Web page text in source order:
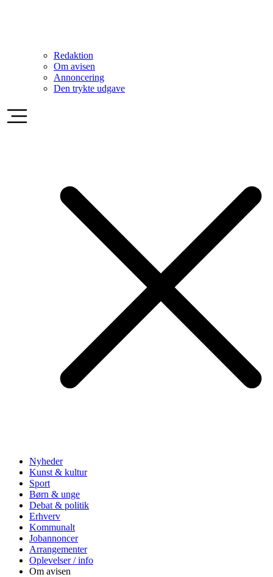
Redaktion
Om avisen
Annoncering
Den trykte udgave
Nyheder
Kunst & kultur
Sport
Børn & unge
Debat & politik
Erhverv
Kommunalt
Jobannoncer
Arrangementer
Oplevelser / info
Om avisen